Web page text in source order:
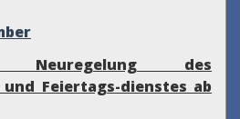
Neuregelung des
Feiertags-dienstes ab